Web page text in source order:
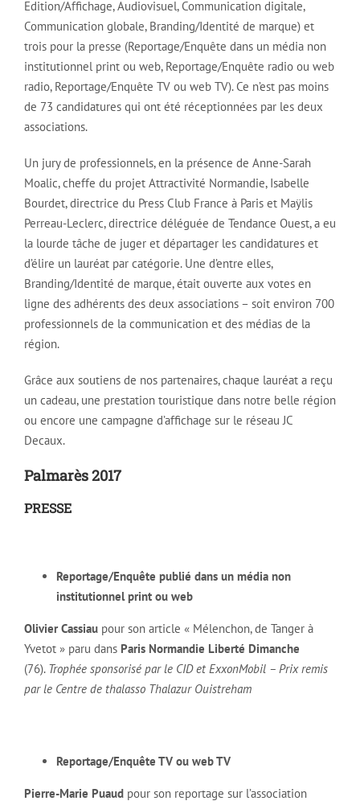
Edition/Affichage, Audiovisuel, Communication digitale,
Communication globale, Branding/Identité de marque) et
trois pour la presse (Reportage/Enquête dans un média non
institutionnel print ou web, Reportage/Enquête radio ou web
radio, Reportage/Enquête TV ou web TV). Ce n’est pas moins
de 73 candidatures qui ont été réceptionnées par les deux
associations.
Un jury de professionnels, en la présence de Anne-Sarah
Moalic, cheffe du projet Attractivité Normandie, Isabelle
Bourdet, directrice du Press Club France à Paris et Maÿlis
Perreau-Leclerc, directrice déléguée de Tendance Ouest, a eu
la lourde tâche de juger et départager les candidatures et
d’élire un lauréat par catégorie. Une d’entre elles,
Branding/Identité de marque, était ouverte aux votes en
ligne des adhérents des deux associations – soit environ 700
professionnels de la communication et des médias de la
région.
Grâce aux soutiens de nos partenaires, chaque lauréat a reçu
un cadeau, une prestation touristique dans notre belle région
ou encore une campagne d’affichage sur le réseau JC
Decaux.
Palmarès 2017
PRESSE
Reportage/Enquête publié dans un média non
institutionnel print ou web
Olivier Cassiau pour son article « Mélenchon, de Tanger à
Yvetot » paru dans Paris Normandie Liberté Dimanche
(76). Trophée sponsorisé par le CID et ExxonMobil – Prix remis
par le Centre de thalasso Thalazur Ouistreham
Reportage/Enquête TV ou web TV
Pierre-Marie Puaud pour son reportage sur l’association